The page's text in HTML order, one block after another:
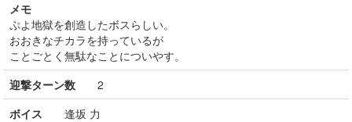
メモ
ぷよ地獄を創造したボスらしい。
おおきなチカラを持っているが
ことごとく無駄なことについやす。
迎撃ターン数 2
ボイス 逢坂 力